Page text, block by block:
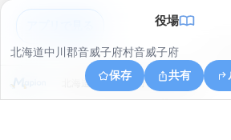
役場
北海道中川郡音威子府村音威子府
保存
共有
北海道中川郡音威子府村物満内